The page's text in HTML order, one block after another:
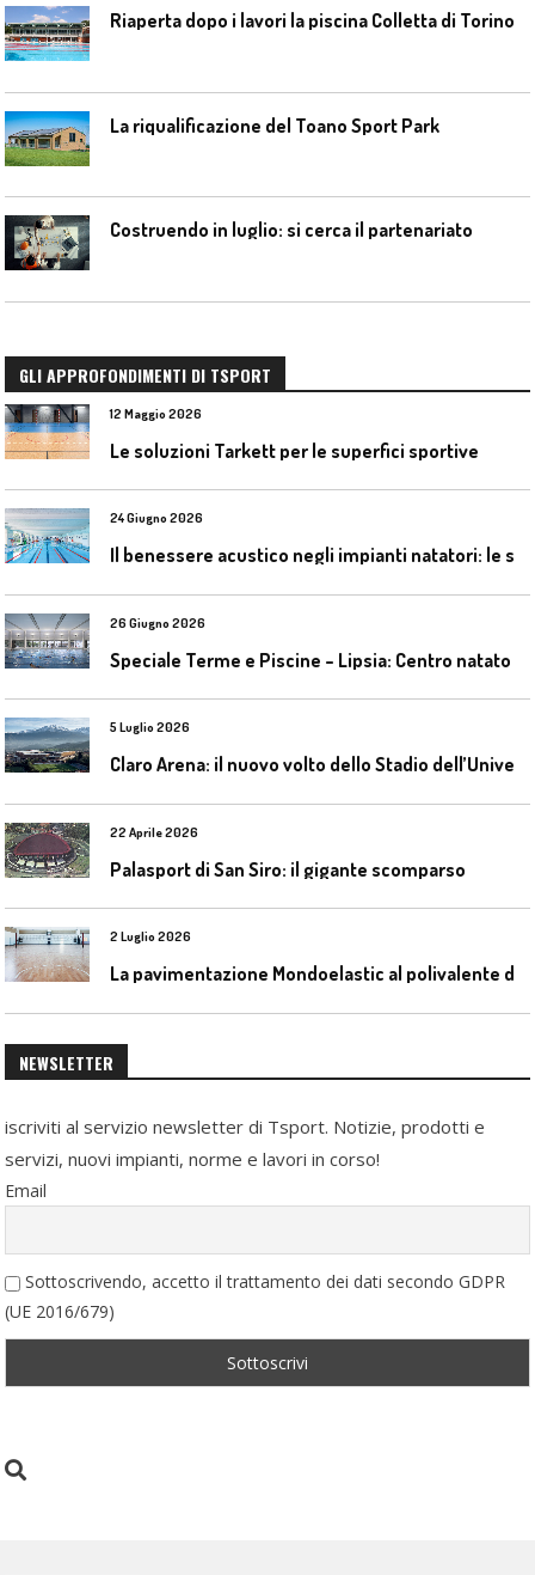
Riaperta dopo i lavori la piscina Colletta di Torino
La riqualificazione del Toano Sport Park
Costruendo in luglio: si cerca il partenariato
GLI APPROFONDIMENTI DI TSPORT
12 Maggio 2026
Le soluzioni Tarkett per le superfici sportive
24 Giugno 2026
26 Giugno 2026
5 Luglio 2026
22 Aprile 2026
Palasport di San Siro: il gigante scomparso
2 Luglio 2026
NEWSLETTER
iscriviti al servizio newsletter di Tsport. Notizie, prodotti e
servizi, nuovi impianti, norme e lavori in corso!
Email
Sottoscrivendo, accetto il trattamento dei dati secondo GDPR
(UE 2016/679)